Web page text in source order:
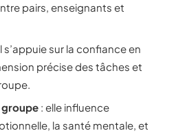
pairs, enseignants et
s’appuie sur la confiance en
précise des tâches et
groupe : elle influence
la santé mentale, et